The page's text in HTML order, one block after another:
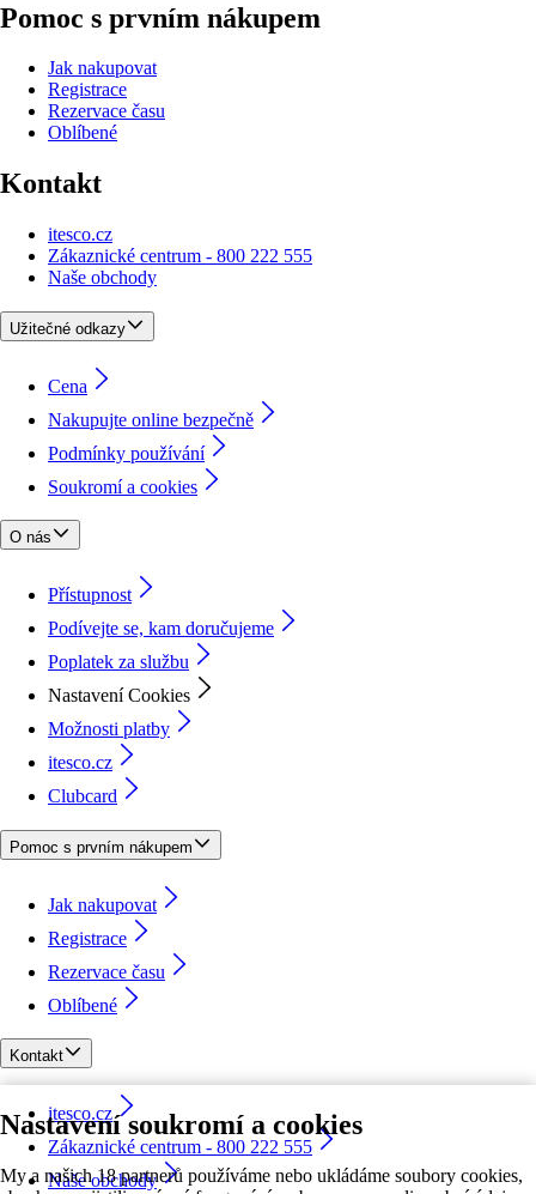
Nastavení soukromí a cookies
My a našich 18 partnerů používáme nebo ukládáme soubory cookies,
Pomoc s prvním nákupem
Jak nakupovat
Registrace
Rezervace času
Oblíbené
Kontakt
itesco.cz
Zákaznické centrum - 800 222 555
Naše obchody
Užitečné odkazy
Cena
Nakupujte online bezpečně
Podmínky používání
Soukromí a cookies
O nás
Přístupnost
Podívejte se, kam doručujeme
Poplatek za službu
Nastavení Cookies
Možnosti platby
itesco.cz
Clubcard
Pomoc s prvním nákupem
Jak nakupovat
Registrace
Rezervace času
Oblíbené
Kontakt
itesco.cz
Zákaznické centrum - 800 222 555
Naše obchody